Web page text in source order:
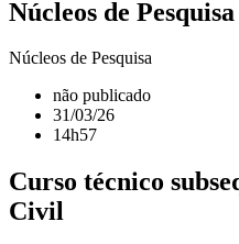
Núcleos de Pesquisa
Núcleos de Pesquisa
não publicado
31/03/26
14h57
Curso técnico
Civil